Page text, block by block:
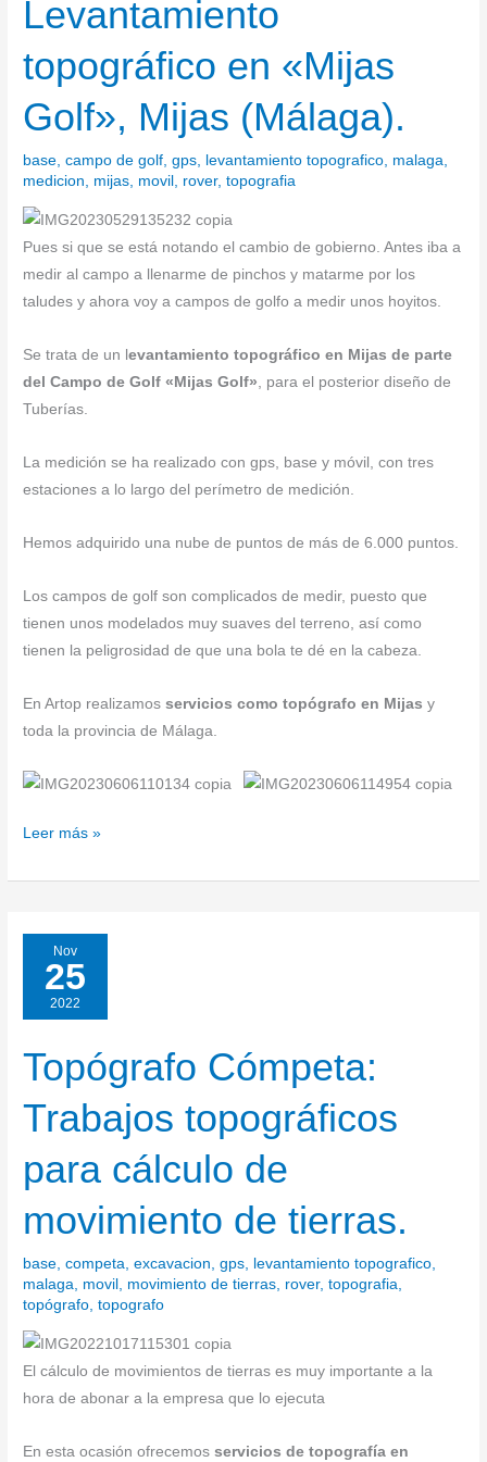
Levantamiento
topográfico en «Mijas
Golf», Mijas (Málaga).
base,campo de golf,gps, levantamiento topografico, malaga,
medicion, mijas, movil , rover,topografia
Pues si que se está notando el cambio de gobierno. Antes iba a
medir al campo a llenarme de pinchos y matarme por los
taludes y ahora voy a campos de golfo a medir unos hoyitos.
Se trata de un levantamiento topográfico en Mijas de parte
del Campo de Golf «Mijas Golf» , para el posterior diseño de
Tuberías.
La medición se ha realizado con gps, base y móvil, con tres
estaciones a lo largo del perímetro de medición.
Hemos adquirido una nube de puntos de más de 6.000 puntos.
Los campos de golf son complicados de medir, puesto que
tienen unos modelados muy suaves del terreno, así como
tienen la peligrosidad de que una bola te dé en la cabeza.
En Artop realizamosservicios como topógrafo en Mijas y
toda la provincia de Málaga.
topográfico
en
«Mijas
Golf»,
(Málaga).
Leer más »
Nov
25
2022
Topógrafo Cómpeta:
Trabajos topográficos
para cálculo de
movimiento de tierras.
base,competa,excavacion,gps, levantamiento topografico,
malaga, movil , movimiento de tierras, rover,topografia,
topógrafo,topografo
El cálculo de movimientos de tierras es muy importante a la
hora de abonar a la empresa que lo ejecuta
En esta ocasión ofrecemosservicios de topografía en
Topógrafo
Cómpeta:
Trabajos
topográficos
para
cálculo
de
de
tierras.